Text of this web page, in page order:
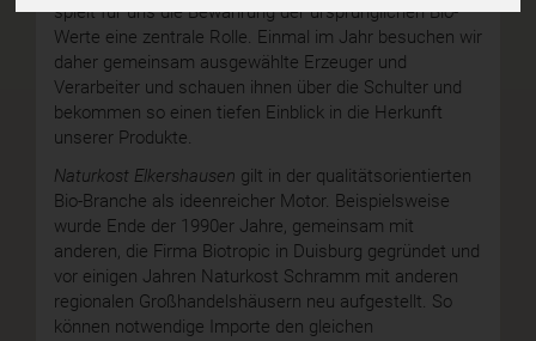
spielt für uns die Bewahrung der ursprünglichen Bio-
Werte eine zentrale Rolle. Einmal im Jahr besuchen wir
daher gemeinsam ausgewählte Erzeuger und
Verarbeiter und schauen ihnen über die Schulter und
bekommen so einen tiefen Einblick in die Herkunft
unserer Produkte.
Naturkost Elkershausen gilt in der qualitätsorientierten
Bio-Branche als ideenreicher Motor. Beispielsweise
wurde Ende der 1990er Jahre, gemeinsam mit
anderen, die Firma Biotropic in Duisburg gegründet und
vor einigen Jahren Naturkost Schramm mit anderen
regionalen Großhandelshäusern neu aufgestellt. So
können notwendige Importe den gleichen